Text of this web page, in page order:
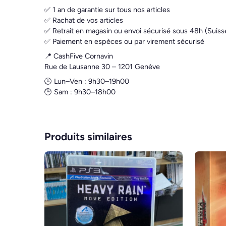
✅ 1 an de garantie sur tous nos articles
✅ Rachat de vos articles
✅ Retrait en magasin ou envoi sécurisé sous 48h
✅ Paiement en espèces ou par virement sécurisé
📍 CashFive Cornavin
Rue de Lausanne 30 – 1201 Genève
🕒 Lun–Ven : 9h30–19h00
🕒 Sam : 9h30–18h00
Produits similaires